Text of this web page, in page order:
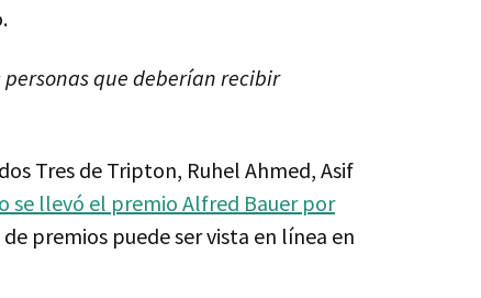
que deberían recibir
Tres de Tripton, Ruhel Ahmed, Asif
se llevó el premio Alfred Bauer por
premios puede ser vista en línea en